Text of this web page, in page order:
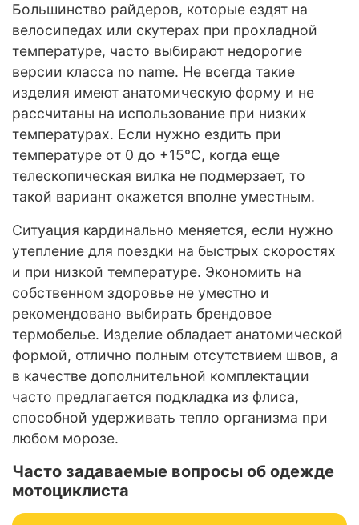
Большинство райдеров, которые ездят на
велосипедах или скутерах при прохладной
температуре, часто выбирают недорогие
версии класса no name. Не всегда такие
изделия имеют анатомическую форму и не
рассчитаны на использование при низких
температурах. Если нужно ездить при
температуре от 0 до +15°C, когда еще
телескопическая вилка не подмерзает, то
такой вариант окажется вполне уместным.
Ситуация кардинально меняется, если нужно
утепление для поездки на быстрых скоростях
и при низкой температуре. Экономить на
собственном здоровье не уместно и
рекомендовано выбирать брендовое
термобелье. Изделие обладает анатомической
формой, отлично полным отсутствием швов, а
в качестве дополнительной комплектации
часто предлагается подкладка из флиса,
способной удерживать тепло организма при
любом морозе.
Часто задаваемые вопросы об одежде
мотоциклиста